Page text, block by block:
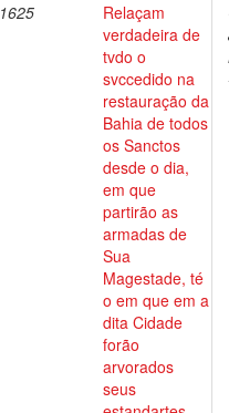
1625
Relaçam
verdadeira de
tvdo o
svccedido na
restauração da
Bahia de todos
os Sanctos
desde o dia,
em que
partirão as
armadas de
Sua
Magestade, té
o em que em a
dita Cidade
forão
arvorados
seus